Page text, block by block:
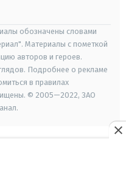
обозначены словами
Материалы с пометкой
авторов и героев.
Подробнее о рекламе
в правилах
© 2005—2022, ЗАО